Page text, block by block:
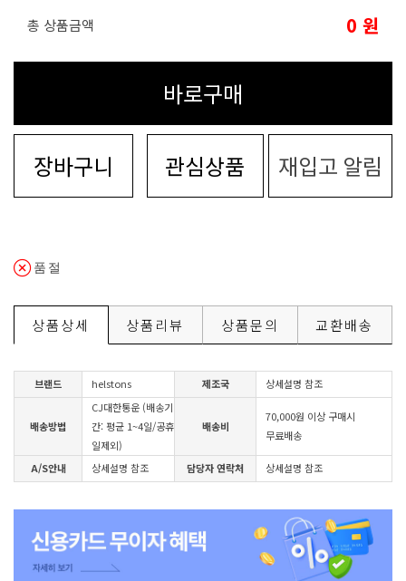
총 상품금액 0 원
바로구매
장바구니 관심상품 재입고 알림
품절
상품상세 상품리뷰 상품문의 교환배송
브랜드 helstons 제조국 상세설명 참조
배송방법
CJ대한통운 (배송기
간: 평균 1~4일/공휴
일제외)
배송비
70,000원 이상 구매시
무료배송
A/S안내 상세설명 참조 담당자 연락처 상세설명 참조